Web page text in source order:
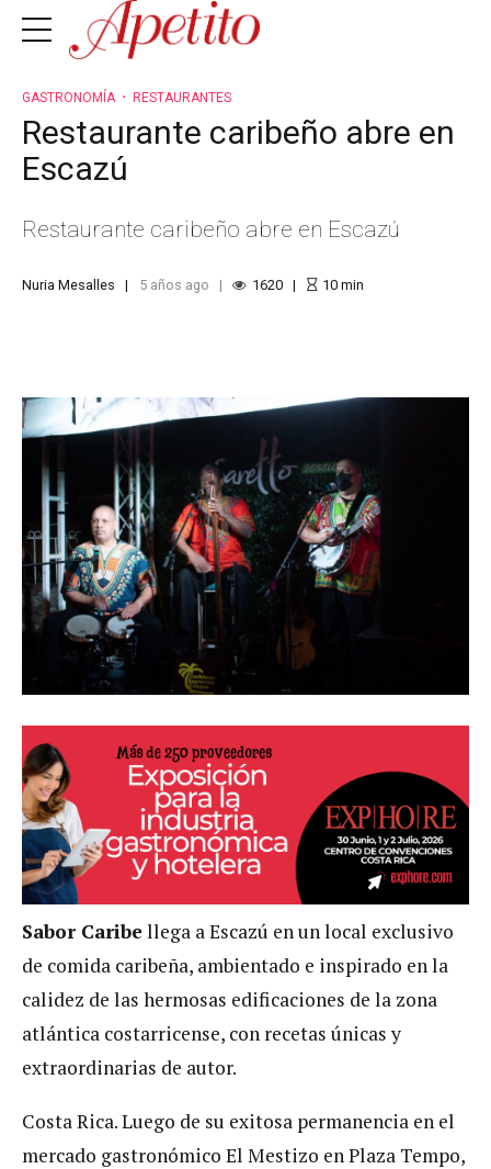
GASTRONOMÍA RESTAURANTES
Restaurante caribeño abre en
Escazú
Restaurante caribeño abre en Escazú
Nuria Mesalles 5 años ago 1620 10min
Sabor Caribellega a Escazú en un local exclusivo
de comida caribeña, ambientado e inspirado en la
calidez de las hermosas edificaciones de la zona
atlántica costarricense, con recetas únicas y
extraordinarias de autor.
Costa Rica. Luego de su exitosa permanencia en el
mercado gastronómico El Mestizo en Plaza Tempo,